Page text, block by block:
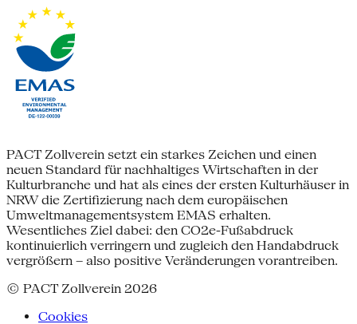
PACT Zollverein setzt ein starkes Zeichen und einen
neuen Standard für nachhaltiges Wirtschaften in der
Kulturbranche und hat als eines der ersten Kulturhäuser in
NRW die Zertifizierung nach dem europäischen
Umweltmanagementsystem EMAS erhalten.
Wesentliches Ziel dabei: den CO2e-Fußabdruck
kontinuierlich verringern und zugleich den Handabdruck
vergrößern – also positive Veränderungen vorantreiben.
© PACT Zollverein 2026
Cookies